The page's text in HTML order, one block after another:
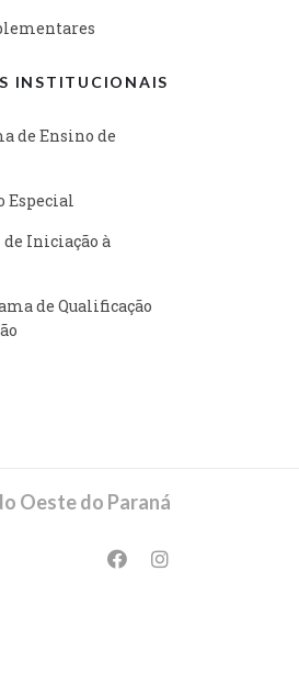
INSTITUCIONAIS
de Ensino de
Especial
de Iniciação à
de Qualificação
Oeste do Paraná